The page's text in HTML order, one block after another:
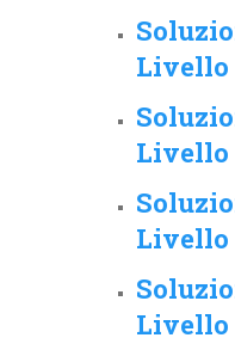
Livello
Livello
Livello
Livello